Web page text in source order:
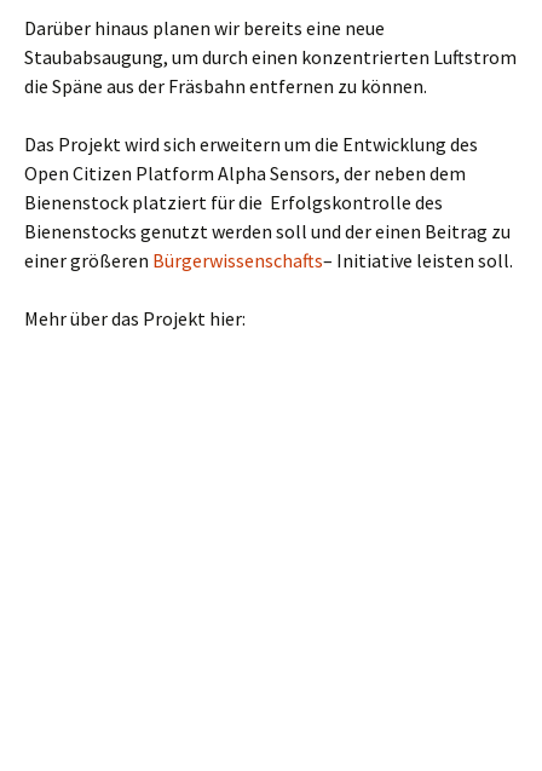
Darüber hinaus planen wir bereits eine neue
Staubabsaugung, um durch einen konzentrierten Luftstrom
die Späne aus der Fräsbahn entfernen zu können.
Das Projekt wird sich erweitern um die Entwicklung des
Open Citizen Platform Alpha Sensors, der neben dem
Bienenstock platziert für die Erfolgskontrolle des
Bienenstocks genutzt werden soll und der einen Beitrag zu
einer größeren Bürgerwissenschafts– Initiative leisten soll.
Mehr über das Projekt hier: